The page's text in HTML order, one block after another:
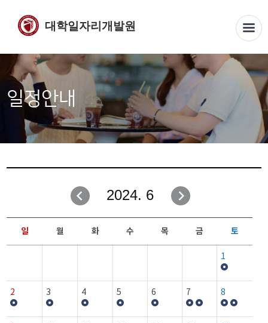
대학일자리개발원
일정안내
2024. 6
일 월 화 수 목 금 토
1
2 3 4 5 6 7 8